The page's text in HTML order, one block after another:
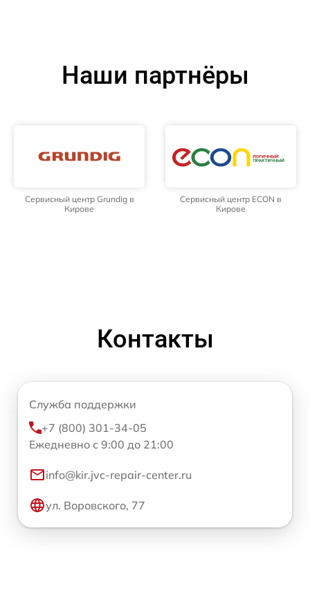
Наши партнёры
Сервисный центр Grundig в
Кирове
Сервисный центр ECON в
Кирове
Контакты
Служба поддержки
+7 (800) 301-34-05
Ежедневно с 9:00 до 21:00
info@kir.jvc-repair-center.ru
ул. Воровского, 77